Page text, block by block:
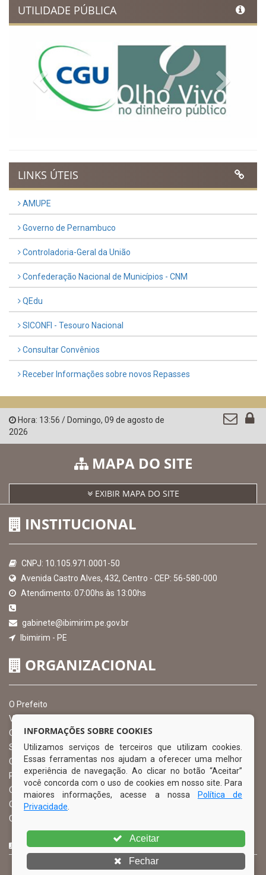
UTILIDADE PÚBLICA
Previous
LINKS ÚTEIS
AMUPE
Governo de Pernambuco
Controladoria-Geral da União
Confederação Nacional de Municípios - CNM
QEdu
SICONFI - Tesouro Nacional
Consultar Convênios
Receber Informações sobre novos Repasses
Hora: 13:56 / Domingo, 09 de agosto de
2026
MAPA DO SITE
EXIBIR MAPA DO SITE
INSTITUCIONAL
CNPJ: 10.105.971.0001-50
Avenida Castro Alves, 432, Centro - CEP: 56-580-000
Atendimento: 07:00hs às 13:00hs
gabinete@ibimirim.pe.gov.br
Ibimirim - PE
ORGANIZACIONAL
O Prefeito
Vice Prefeito
Ouvidoria Municipal
Serviço de Informação ao Cidadão – SIC
Chefe de Gabinete
Procuradoria Geral
Órgão de Controle Interno
Organograma
Comissão Permanente de Licitação – CPL
CURTA NOSSA FAN PAGE
INFORMAÇÕES SOBRE COOKIES
Utilizamos serviços de terceiros que utilizam cookies.
Essas ferramentas nos ajudam a oferecer uma melhor
experiência de navegação. Ao clicar no botão “Aceitar”
você concorda com o uso de cookies em nosso site. Para
maiores informações, acesse a nossa
Política de
Privacidade
Aceitar
Fechar